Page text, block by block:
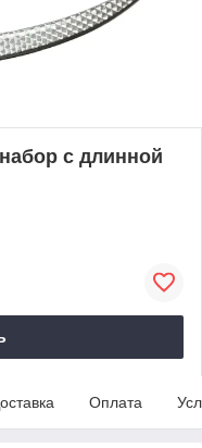
с длинной
Оплата